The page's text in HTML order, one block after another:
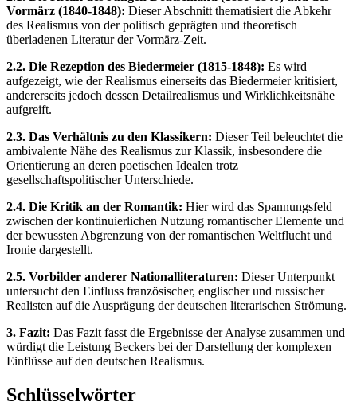
Vormärz (1840-1848): Dieser Abschnitt thematisiert die Abkehr
des Realismus von der politisch geprägten und theoretisch
überladenen Literatur der Vormärz-Zeit.
2.2. Die Rezeption des Biedermeier (1815-1848): Es wird
aufgezeigt, wie der Realismus einerseits das Biedermeier kritisiert,
andererseits jedoch dessen Detailrealismus und Wirklichkeitsnähe
aufgreift.
2.3. Das Verhältnis zu den Klassikern: Dieser Teil beleuchtet die
ambivalente Nähe des Realismus zur Klassik, insbesondere die
Orientierung an deren poetischen Idealen trotz
gesellschaftspolitischer Unterschiede.
2.4. Die Kritik an der Romantik: Hier wird das Spannungsfeld
zwischen der kontinuierlichen Nutzung romantischer Elemente und
der bewussten Abgrenzung von der romantischen Weltflucht und
Ironie dargestellt.
2.5. Vorbilder anderer Nationalliteraturen: Dieser Unterpunkt
untersucht den Einfluss französischer, englischer und russischer
Realisten auf die Ausprägung der deutschen literarischen Strömung.
3. Fazit: Das Fazit fasst die Ergebnisse der Analyse zusammen und
würdigt die Leistung Beckers bei der Darstellung der komplexen
Einflüsse auf den deutschen Realismus.
Schlüsselwörter